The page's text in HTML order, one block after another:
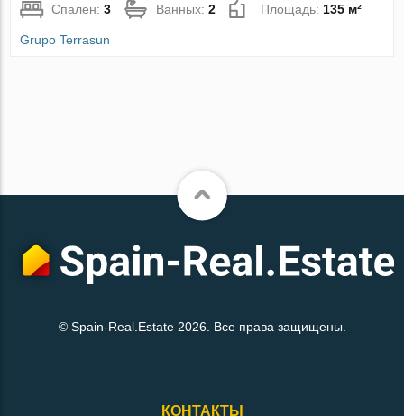
Спален:3 Ванных:2 Площадь: 135 м²
Grupo Terrasun
© Spain-Real.Estate 2026. Все права защищены.
КОНТАКТЫ